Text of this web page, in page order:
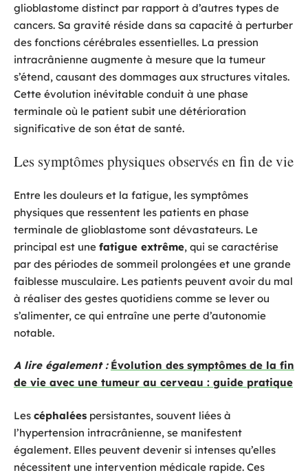
glioblastome distinct par rapport à d’autres types de
cancers. Sa gravité réside dans sa capacité à perturber
des fonctions cérébrales essentielles. La pression
intracrânienne augmente à mesure que la tumeur
s’étend, causant des dommages aux structures vitales.
Cette évolution inévitable conduit à une phase
terminale où le patient subit une détérioration
significative de son état de santé.
Les symptômes physiques observés en fin de vie
Entre les douleurs et la fatigue, les symptômes
physiques que ressentent les patients en phase
terminale de glioblastome sont dévastateurs. Le
principal est une fatigue extrême, qui se caractérise
par des périodes de sommeil prolongées et une grande
faiblesse musculaire. Les patients peuvent avoir du mal
à réaliser des gestes quotidiens comme se lever ou
s’alimenter, ce qui entraîne une perte d’autonomie
notable.
A lire également : Évolution des symptômes de la fin
de vie avec une tumeur au cerveau : guide pratique
Les céphalées persistantes, souvent liées à
l’hypertension intracrânienne, se manifestent
également. Elles peuvent devenir si intenses qu’elles
nécessitent une intervention médicale rapide. Ces